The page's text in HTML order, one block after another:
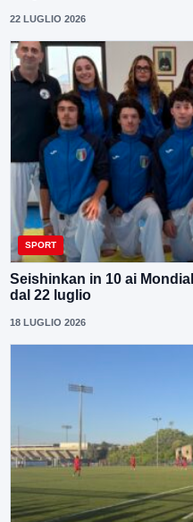
22 LUGLIO 2026
SPORT
Seishinkan in 10 ai
dal 22 luglio
18 LUGLIO 2026